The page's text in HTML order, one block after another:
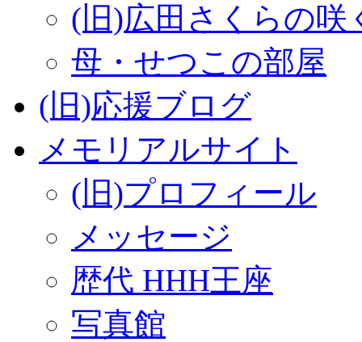
(旧)広田さくらの咲
母・せつこの部屋
(旧)応援ブログ
メモリアルサイト
(旧)プロフィール
メッセージ
歴代 HHH王座
写真館